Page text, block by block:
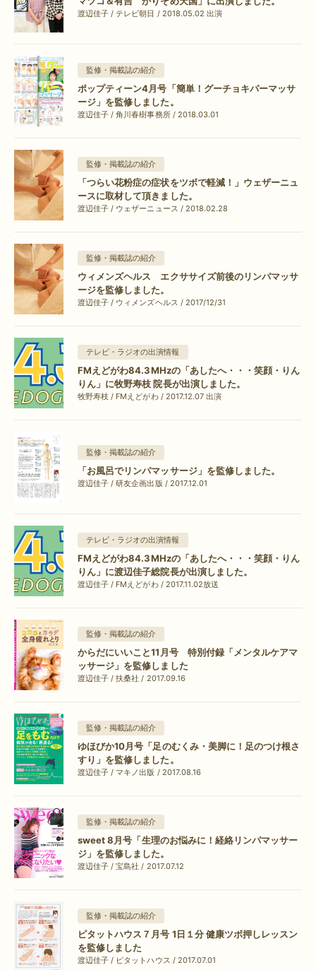
渡辺佳子 / テレビ朝日 / 2018.05.02 出演
監修・掲載誌の紹介
ポップティーン4月号「簡単！グーチョキパーマッサ
ージ」を監修しました。
渡辺佳子 / 角川春樹事務所 / 2018.03.01
監修・掲載誌の紹介
「つらい花粉症の症状をツボで軽減！」ウェザーニュ
ースに取材して頂きました。
渡辺佳子 / ウェザーニュース / 2018.02.28
監修・掲載誌の紹介
ウィメンズヘルス エクササイズ前後のリンパマッサ
ージを監修しました。
渡辺佳子 / ウィメンズヘルス / 2017/12/31
テレビ・ラジオの出演情報
FMえどがわ84.3MHzの「あしたへ・・・笑顔・りん
りん」に牧野寿枝 院長が出演しました。
牧野寿枝 / FMえどがわ / 2017.12.07 出演
監修・掲載誌の紹介
「お風呂でリンパマッサージ」を監修しました。
渡辺佳子 / 研友企画出版 / 2017.12.01
テレビ・ラジオの出演情報
FMえどがわ84.3MHzの「あしたへ・・・笑顔・りん
りん」に渡辺佳子総院長が出演しました。
渡辺佳子 / FMえどがわ / 2017.11.02放送
監修・掲載誌の紹介
からだにいいこと11月号 特別付録「メンタルケアマ
ッサージ」を監修しました
渡辺佳子 / 扶桑社 / 2017.09.16
監修・掲載誌の紹介
ゆほびか10月号「足のむくみ・美脚に！足のつけ根さ
すり」を監修しました。
渡辺佳子 / マキノ出版 / 2017.08.16
監修・掲載誌の紹介
sweet 8月号「生理のお悩みに！経絡リンパマッサー
ジ」を監修しました。
渡辺佳子 / 宝島社 / 2017.07.12
監修・掲載誌の紹介
ピタットハウス７月号 1日１分 健康ツボ押しレッスン
を監修しました
渡辺佳子 / ピタットハウス / 2017.07.01